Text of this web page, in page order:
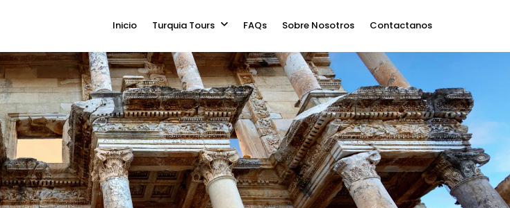
Inicio Turquia Tours FAQs Sobre Nosotros Contactanos